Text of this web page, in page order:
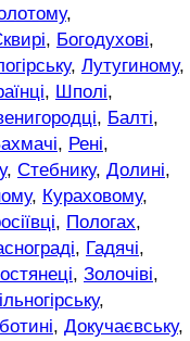
,
, Богодухові,
, Лутугиному,
, Шполі,
, Балті,
, Рені,
, Стебнику, Долині,
, Кураховому,
, Пологах,
, Гадячі,
, Золочіві,
,
, Докучаєвську,